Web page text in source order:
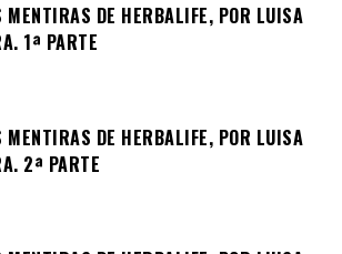
MENTIRAS DE HERBALIFE, POR LUISA
1ª PARTE
MENTIRAS DE HERBALIFE, POR LUISA
2ª PARTE